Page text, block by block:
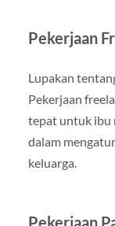
Pekerjaan
Lupakan
Pekerjaan
tepat untuk ibu
dalam
keluarga.
Pekerjaan